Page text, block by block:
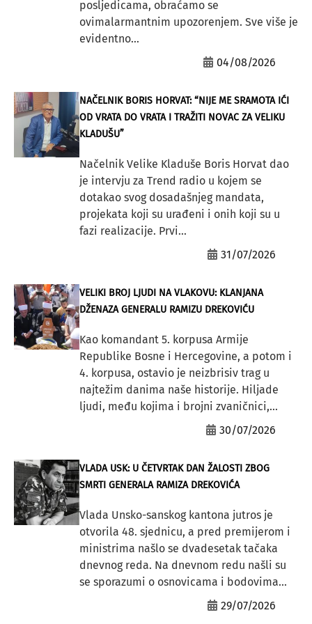
posljedicama, obraćamo se
ovimalarmantnim upozorenjem. Sve više je
evidentno...
04/08/2026
NAČELNIK BORIS HORVAT: “NIJE ME SRAMOTA IĆI
OD VRATA DO VRATA I TRAŽITI NOVAC ZA VELIKU
KLADUŠU”
Načelnik Velike Kladuše Boris Horvat dao
je intervju za Trend radio u kojem se
dotakao svog dosadašnjeg mandata,
projekata koji su urađeni i onih koji su u
fazi realizacije. Prvi...
31/07/2026
VELIKI BROJ LJUDI NA VLAKOVU: KLANJANA
DŽENAZA GENERALU RAMIZU DREKOVIĆU
Kao komandant 5. korpusa Armije
Republike Bosne i Hercegovine, a potom i
4. korpusa, ostavio je neizbrisiv trag u
najtežim danima naše historije. Hiljade
ljudi, među kojima i brojni zvaničnici,...
30/07/2026
VLADA USK: U ČETVRTAK DAN ŽALOSTI ZBOG
SMRTI GENERALA RAMIZA DREKOVIĆA
Vlada Unsko-sanskog kantona jutros je
otvorila 48. sjednicu, a pred premijerom i
ministrima našlo se dvadesetak tačaka
dnevnog reda. Na dnevnom redu našli su
se sporazumi o osnovicama i bodovima...
29/07/2026